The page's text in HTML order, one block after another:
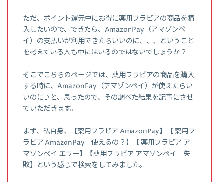
ただ、ポイント還元中にお得に薬用フラビアの商品を購
入したいので、できたら、AmazonPay（アマゾンペ
イ）の支払いが利用できたらいいのに、、、ということ
を考えている人も中にはいるのではないでしょうか？
そこでこちらのページでは、薬用フラビアの商品を購入
する時に、AmazonPay（アマゾンペイ）が使えたらい
いのに♪と、思ったので、その調べた結果を記事にさせ
ていただきます。
まず、私自身、【薬用フラビア AmazonPay】【 薬用フ
ラビア AmazonPay 使えるの？】【 薬用フラビア ア
マゾンペイ エラー】【薬用フラビア アマゾンペイ 失
敗】という感じで検索をしてみました。